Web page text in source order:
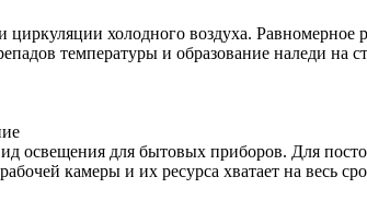
холодного воздуха. Равномерное
температуры и образование наледи
для бытовых приборов. Для
камеры и их ресурса хватает на весь